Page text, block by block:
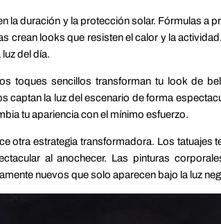
la duración y la protección solar. Fórmulas
crean looks que resisten el calor y la
del día.
toques sencillos transforman tu look de
captan la luz del escenario de forma
tu apariencia con el mínimo esfuerzo.
otra estrategia transformadora. Los tatuajes
al anochecer. Las pinturas
nuevos que solo aparecen bajo la luz